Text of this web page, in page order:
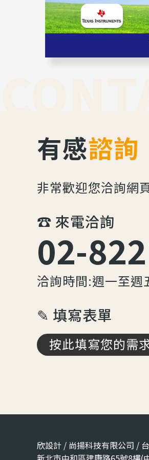
有感諮詢
非常歡迎您洽詢網
☎︎ 來電洽詢
02-
洽詢時間:週一至週
✎ 填寫表單
按此填寫您的需
欣設計 / 尚揚科技有限公司 /